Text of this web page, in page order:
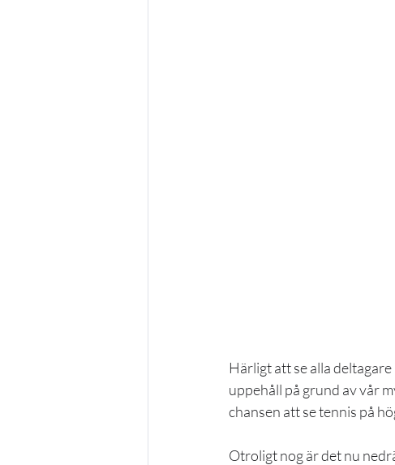
Härligt att se alla
uppehåll på grund av vår
chansen att se tennis på
Otroligt nog är det nu